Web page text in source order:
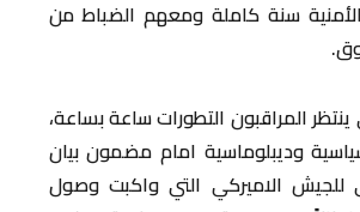
سنة كاملة ومعهم الضباط من
المراقبون التطورات ساعة بساعة،
وديبلوماسية امام مضمون بيان
للجيش الاميركي التي واكبت وصول